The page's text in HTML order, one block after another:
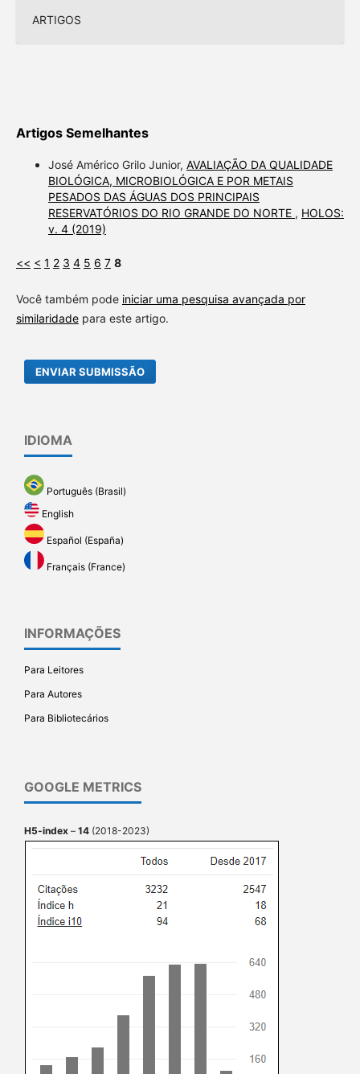
ARTIGOS
Artigos Semelhantes
José Américo Grilo Junior, AVALIAÇÃO DA QUALIDADE
BIOLÓGICA, MICROBIOLÓGICA E POR METAIS
PESADOS DAS ÁGUAS DOS PRINCIPAIS
RESERVATÓRIOS DO RIO GRANDE DO NORTE , HOLOS:
v. 4 (2019)
<< < 1 2 3 4 5 6 7 8
Você também pode iniciar uma pesquisa avançada por
similaridadepara este artigo.
ENVIAR SUBMISSÃO
IDIOMA
Português (Brasil)
English
Español (España)
Français (France)
INFORMAÇÕES
Para Leitores
Para Autores
Para Bibliotecários
GOOGLE METRICS
H5-index – 14 (2018-2023)